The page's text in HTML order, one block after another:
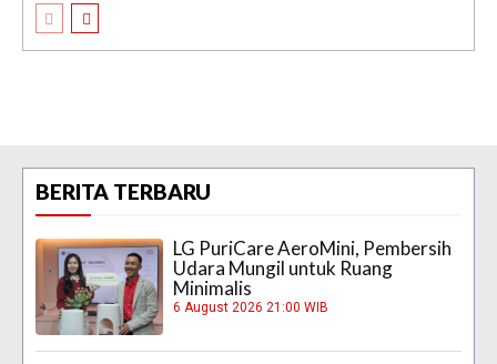
BERITA TERBARU
LG PuriCare AeroMini, Pembersih
Udara Mungil untuk Ruang
Minimalis
6 August 2026 21:00 WIB